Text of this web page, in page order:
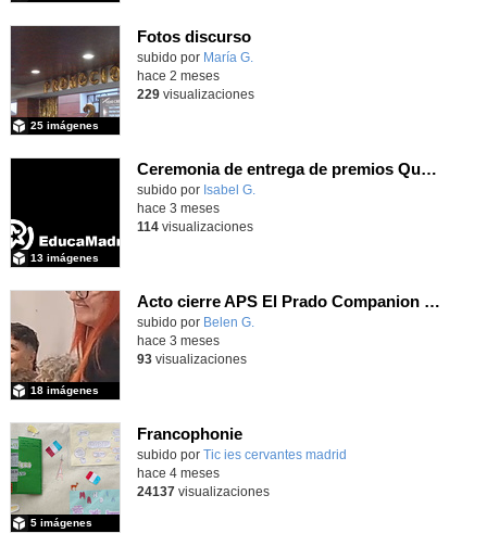
Fotos discurso
Contenido educativo.
subido por María G.
25 imágenes
hace 2 meses
229visualizaciones
Ceremonia de entrega de premios Quizstory 2026
subido por Isabel G.
13 imágenes
hace 3 meses
114visualizaciones
Acto cierre APS El Prado Companion - Galería de imágenes
subido por Belen G.
18 imágenes
hace 3 meses
93visualizaciones
Francophonie
subido por Tic ies cervantes madrid
5 imágenes
hace 4 meses
24137visualizaciones